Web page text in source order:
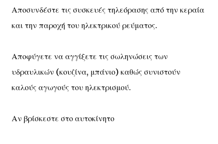
Αποσυνδέστε τις συσκευές τηλεόρασης από την κεραία
και την παροχή του ηλεκτρικού ρεύματος.
Αποφύγετε να αγγίξετε τις σωληνώσεις των
υδραυλικών (κουζίνα, μπάνιο) καθώς συνιστούν
καλούς αγωγούς του ηλεκτρισμού.
Αν βρίσκεστε στο αυτοκίνητο